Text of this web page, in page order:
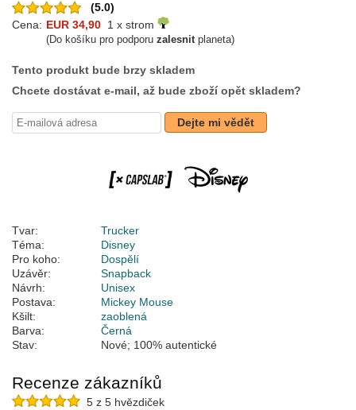
(5.0)
Cena: EUR 34,90 1 x strom
(Do košíku pro podporu zalesnitplaneta)
Tento produkt bude brzy skladem
Chcete dostávat e-mail, až bude zboží opět skladem?
Dejte mi vědět
Tvar:
Trucker
Téma:
Disney
Pro koho:
Dospělí
Uzávěr:
Snapback
Návrh:
Unisex
Postava:
Mickey Mouse
Kšilt:
zaoblená
Barva:
Černá
Stav:
Nové; 100% autentické
Recenze zákazníků
5 z 5 hvězdiček